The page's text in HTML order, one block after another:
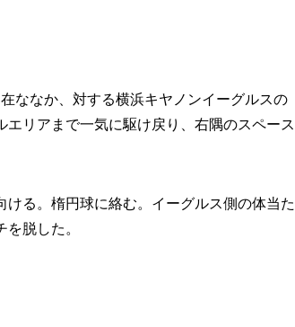
ななか、対する横浜キヤノンイーグルスの
リアまで一気に駆け戻り、右隅のスペース
る。楕円球に絡む。イーグルス側の体当た
脱した。